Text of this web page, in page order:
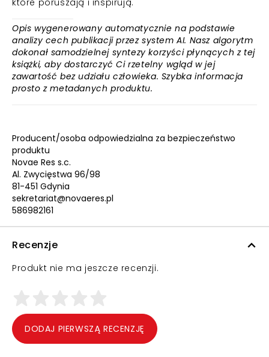
które poruszają i inspirują.
Opis wygenerowany automatycznie na podstawie
analizy cech publikacji przez system AI. Nasz algorytm
dokonał samodzielnej syntezy korzyści płynących z tej
książki, aby dostarczyć Ci rzetelny wgląd w jej
zawartość bez udziału człowieka. Szybka informacja
prosto z metadanych produktu.
Producent/osoba odpowiedzialna za bezpieczeństwo
produktu
Novae Res s.c.
Al. Zwycięstwa 96/98
81-451 Gdynia
sekretariat@novaeres.pl
586982161
Recenzje
Produkt nie ma jeszcze recenzji.
DODAJ PIERWSZĄ RECENZJĘ